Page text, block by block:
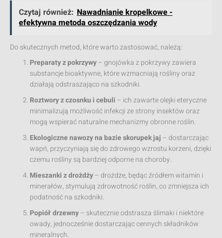
Czytaj również: Nawadnianie kropelkowe -
efektywna metoda oszczędzania wody
Do skutecznych metod, które warto zastosować, należą:
Preparaty z pokrzywy– gnojówka z pokrzywy zawiera
substancje bioaktywne, które wzmacniają rośliny oraz
działają odstraszająco na szkodniki.
Roztwory z czosnku i cebuli – ich zawarte olejki eteryczne
minimalizują możliwość infekcji ze strony insektów oraz
mogą wspierać naturalne mechanizmy obronne roślin.
Ekologiczne nawozy na bazie skorupek jaj – dostarczając
wapń, przyczyniają się do zdrowego wzrostu korzeni, dzięki
czemu rośliny są bardziej odporne na choroby.
Mieszanki z drożdży– drożdże, będąc źródłem witamin i
minerałów, stymulują zdrowotność roślin, co zmniejsza ich
podatność na szkodniki.
Popiół drzewny– skutecznie odstrasza ślimaki i niektóre
owady, jednocześnie dostarczając cennych składników
mineralnych.